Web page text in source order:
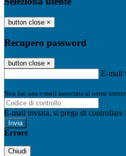
button close ×
Recupero password
button close ×
E-mail
Non hai una e-mail associata al nome
E-mail inviata, si prega di controllare
Errore
Chiudi